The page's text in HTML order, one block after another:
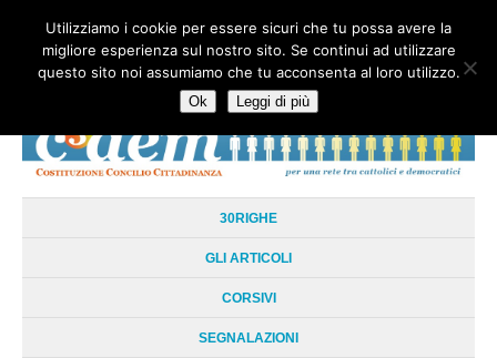
HOME CHI SIAMO LA RETE LE RADICI DOCUMENTAZIONE
AREE TEMATICHE
30RIGHE
GLI ARTICOLI
CORSIVI
SEGNALAZIONI
Utilizziamo i cookie per essere sicuri che tu possa avere la
migliore esperienza sul nostro sito. Se continui ad utilizzare
questo sito noi assumiamo che tu acconsenta al loro utilizzo.
Ok Leggi di più